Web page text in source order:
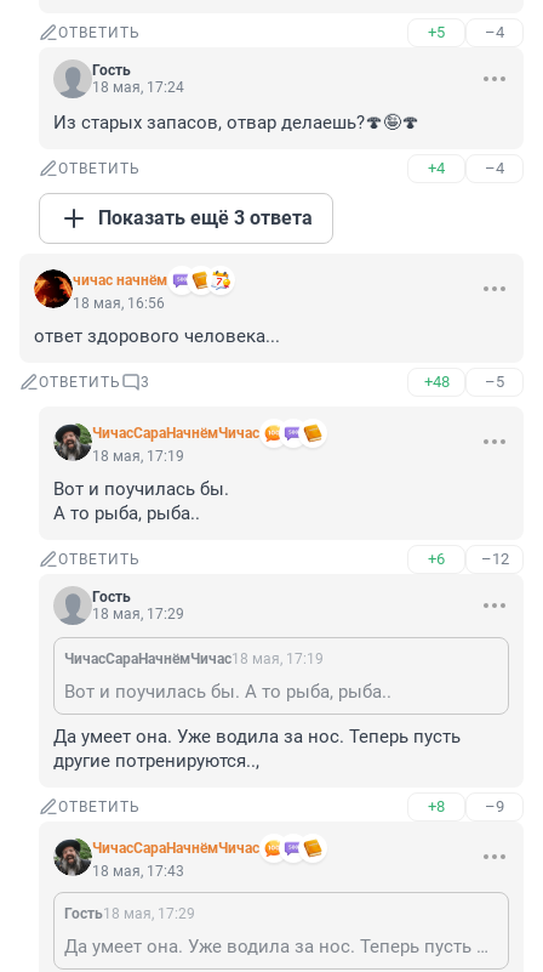
ОТВЕТИТЬ +5 –4
Гость
18 мая, 17:24
Из старых запасов, отвар делаешь?🍄🤪🍄
ОТВЕТИТЬ +4 –4
Показать ещё 3 ответа
чичас начнём
18 мая, 16:56
ответ здорового человека...
ОТВЕТИТЬ 3 +48 –5
ЧичасСараНачнёмЧичас
18 мая, 17:19
Вот и поучилась бы.
А то рыба, рыба..
ОТВЕТИТЬ +6 –12
Гость
18 мая, 17:29
ЧичасСараНачнёмЧичас18 мая, 17:19
Вот и поучилась бы. А то рыба, рыба..
Да умеет она. Уже водила за нос. Теперь пусть
другие потренируются..,
ОТВЕТИТЬ +8 –9
ЧичасСараНачнёмЧичас
18 мая, 17:43
Гость18 мая, 17:29
Да умеет она. Уже водила за нос. Теперь пусть другие потренируются..,